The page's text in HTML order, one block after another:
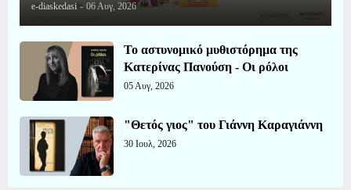
e-diaskedasi - 06 Αυγ, 2026
Το αστυνομικό μυθιστόρημα της
Κατερίνας Πανούση - Οι ρόλοι
05 Αυγ, 2026
"Θετός γιος" του Γιάννη Καραγιάννη
30 Ιουλ, 2026